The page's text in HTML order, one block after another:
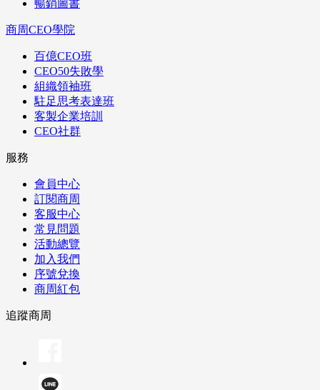
暢銷圖書
商周CEO學院
百億CEO班
CEO50失敗學
組織領袖班
駐足思考表達班
客製企業培訓
CEO社群
服務
會員中心
訂閱商周
客服中心
常見問題
活動總覽
加入我們
序號兌換
商周紅包
追蹤商周